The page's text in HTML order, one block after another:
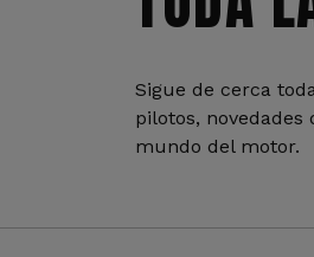
Sigue de cerca
pilotos,
mundo del motor.